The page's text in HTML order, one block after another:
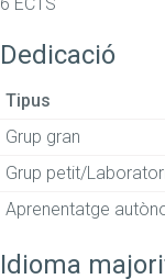
Dedicació
Tipus
Grup gran
Grup petit/
Aprenentatge
Idioma